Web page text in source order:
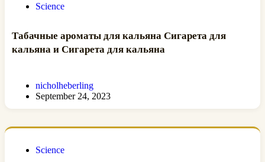
Science
Табачные ароматы для кальяна Сигарета для
кальяна и Сигарета для кальяна
nicholheberling
September 24, 2023
Science